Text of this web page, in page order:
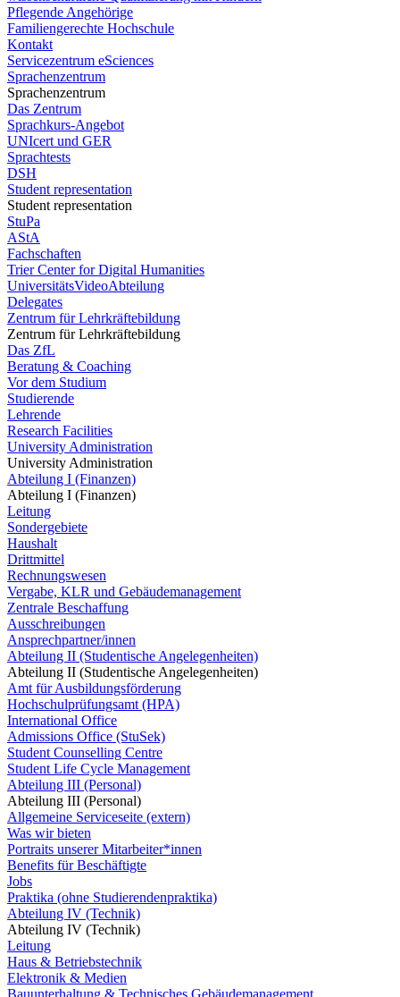
Pflegende Angehörige
Familiengerechte Hochschule
Kontakt
Servicezentrum eSciences
Sprachenzentrum
Sprachenzentrum
Das Zentrum
Sprachkurs-Angebot
UNIcert und GER
Sprachtests
DSH
Student representation
Student representation
StuPa
AStA
Fachschaften
Trier Center for Digital Humanities
UniversitätsVideoAbteilung
Delegates
Zentrum für Lehrkräftebildung
Zentrum für Lehrkräftebildung
Das ZfL
Beratung & Coaching
Vor dem Studium
Studierende
Lehrende
Research Facilities
University Administration
University Administration
Abteilung I (Finanzen)
Abteilung I (Finanzen)
Leitung
Sondergebiete
Haushalt
Drittmittel
Rechnungswesen
Vergabe, KLR und Gebäudemanagement
Zentrale Beschaffung
Ausschreibungen
Ansprechpartner/innen
Abteilung II (Studentische Angelegenheiten)
Abteilung II (Studentische Angelegenheiten)
Amt für Ausbildungsförderung
Hochschulprüfungsamt (HPA)
International Office
Admissions Office (StuSek)
Student Counselling Centre
Student Life Cycle Management
Abteilung III (Personal)
Abteilung III (Personal)
Allgemeine Serviceseite (extern)
Was wir bieten
Portraits unserer Mitarbeiter*innen
Benefits für Beschäftigte
Jobs
Praktika (ohne Studierendenpraktika)
Abteilung IV (Technik)
Abteilung IV (Technik)
Leitung
Haus & Betriebstechnik
Elektronik & Medien
Bauunterhaltung & Technisches Gebäudemanagement